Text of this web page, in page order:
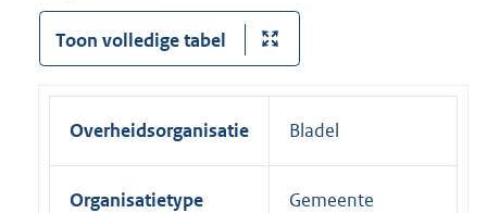
Toon volledige tabel
Overheidsorganisatie Bladel
Organisatietype Gemeente